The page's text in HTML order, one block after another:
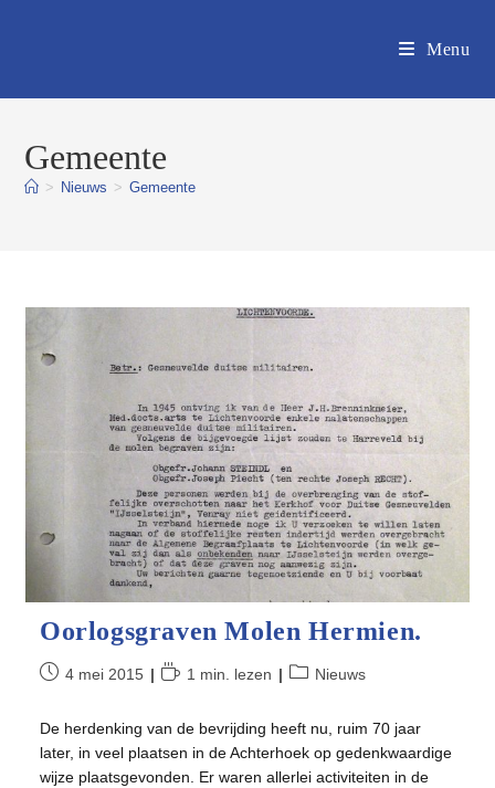
Menu
Gemeente
> Nieuws > Gemeente
Oorlogsgraven Molen Hermien.
Bericht
op:
4 mei 2015 Leestijd:1 min. lezen Berichtcategorie:
Nieuws
De herdenking van de bevrijding heeft nu, ruim 70 jaar
later, in veel plaatsen in de Achterhoek op gedenkwaardige
wijze plaatsgevonden. Er waren allerlei activiteiten in de